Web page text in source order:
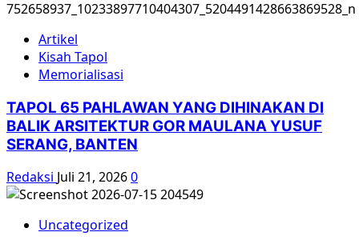
Artikel
Kisah Tapol
Memorialisasi
TAPOL 65 PAHLAWAN YANG DIHINAKAN DI
BALIK ARSITEKTUR GOR MAULANA YUSUF
SERANG, BANTEN
Redaksi Juli 21, 20260
Uncategorized